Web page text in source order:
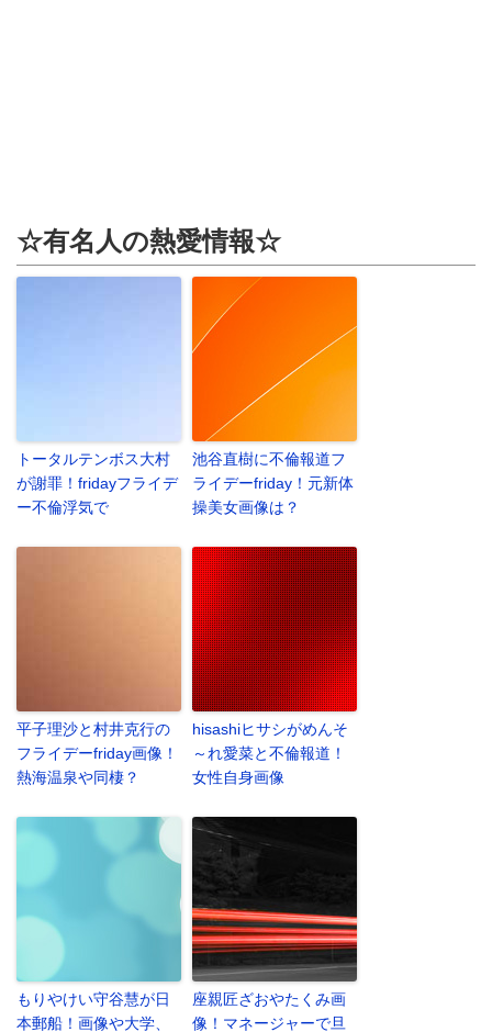
☆有名人の熱愛情報☆
トータルテンボス大村
が謝罪！fridayフライデ
ー不倫浮気で
池谷直樹に不倫報道フ
ライデーfriday！元新体
操美女画像は？
平子理沙と村井克行の
フライデーfriday画像！
熱海温泉や同棲？
hisashiヒサシがめんそ
～れ愛菜と不倫報道！
女性自身画像
もりやけい守谷慧が日
本郵船！画像や大学、
座親匠ざおやたくみ画
像！マネージャーで旦